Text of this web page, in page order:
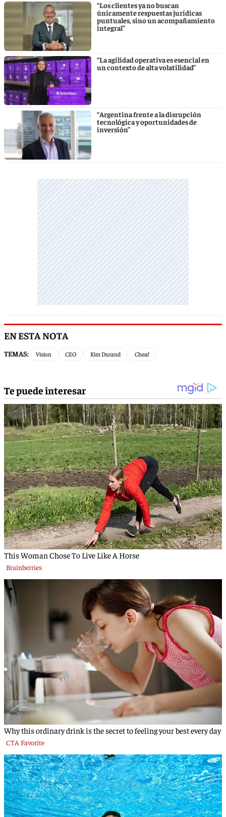
“Los clientes ya no buscan
únicamente respuestas jurídicas
puntuales, sino un acompañamiento
integral”
“La agilidad operativa es esencial en
un contexto de alta volatilidad”
“Argentina frente a la disrupción
tecnológica y oportunidades de
inversión”
EN ESTA NOTA
TEMAS: Vision CEO Kim Durand Cheaf